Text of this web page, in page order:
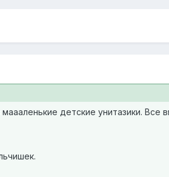
детские унитазики.